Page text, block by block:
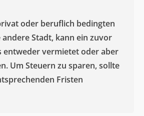
oder beruflich bedingten
andere Stadt, kann ein zuvor
entweder vermietet oder aber
Um Steuern zu sparen, sollte
Fristen